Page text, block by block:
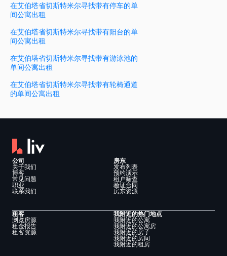
在艾伯塔省切斯特米尔寻找带有停车的单
间公寓出租
在艾伯塔省切斯特米尔寻找带有阳台的单
间公寓出租
在艾伯塔省切斯特米尔寻找带有游泳池的
单间公寓出租
在艾伯塔省切斯特米尔寻找带有轮椅通道
的单间公寓出租
公司
关于我们
博客
常见问题
职业
联系我们
房东
发布列表
预约演示
租户筛查
验证合同
房东资源
租客
浏览房源
租金报告
租客资源
我附近的热门地点
我附近的公寓
我附近的公寓房
我附近的房子
我附近的房间
我附近的租房